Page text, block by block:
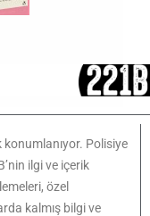
Polisiye
ilgi ve içerik
özel
kalmış bilgi ve